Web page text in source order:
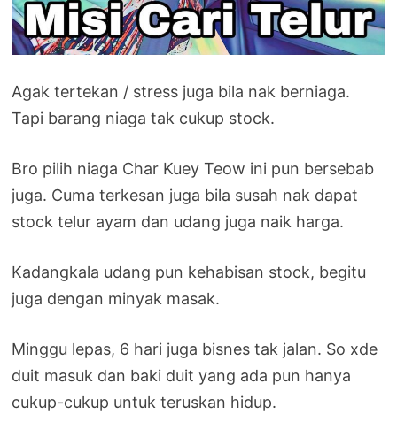
Agak tertekan / stress juga bila nak berniaga.
Tapi barang niaga tak cukup stock.
Bro pilih niaga Char Kuey Teow ini pun bersebab
juga. Cuma terkesan juga bila susah nak dapat
stock telur ayam dan udang juga naik harga.
Kadangkala udang pun kehabisan stock, begitu
juga dengan minyak masak.
Minggu lepas, 6 hari juga bisnes tak jalan. So xde
duit masuk dan baki duit yang ada pun hanya
cukup-cukup untuk teruskan hidup.